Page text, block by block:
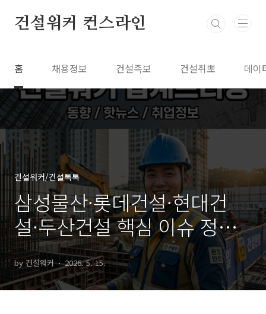
건설워커 컨스라인
홈 채용정보 건설족보 건설취뽀 데이
건설워커/건설톡톡
삼성물산·롯데건설·현대건
설·두산건설 핵심 이슈 정리:
채용·신기술·브랜드·실적
업계 브리핑
by 건설워커 2026. 5. 15.